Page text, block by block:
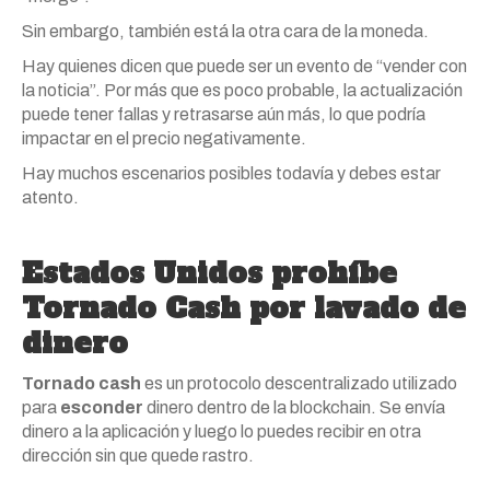
Sin embargo, también está la otra cara de la moneda.
Hay quienes dicen que puede ser un evento de “vender con
la noticia”. Por más que es poco probable, la actualización
puede tener fallas y retrasarse aún más, lo que podría
impactar en el precio negativamente.
Hay muchos escenarios posibles todavía y debes estar
atento.
Estados Unidos prohíbe
Tornado Cash por lavado de
dinero
Tornado cash es un protocolo descentralizado utilizado
para esconder dinero dentro de la blockchain. Se envía
dinero a la aplicación y luego lo puedes recibir en otra
dirección sin que quede rastro.